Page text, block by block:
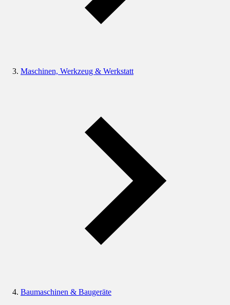
Maschinen, Werkzeug & Werkstatt
Baumaschinen & Baugeräte